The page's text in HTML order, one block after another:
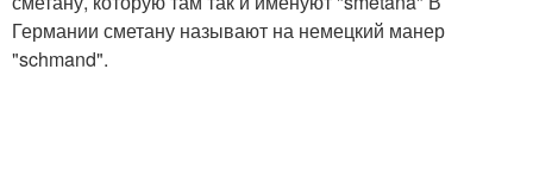
Германии сметану называют на немецкий манер
"schmand".